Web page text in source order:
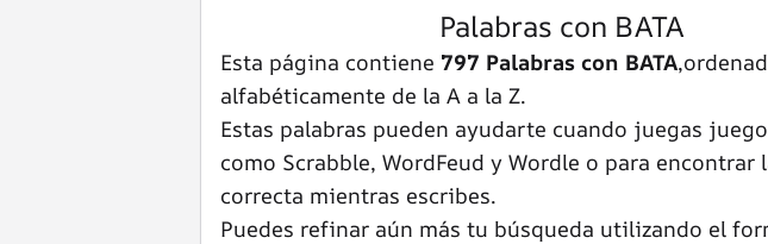
Palabras con BATA
Esta página contiene 797 Palabras con BATA
alfabéticamente de la A a la Z.
Estas palabras pueden ayudarte cuando juegas
como Scrabble, WordFeud y Wordle o para encontrar
correcta mientras escribes.
Puedes refinar aún más tu búsqueda utilizando el